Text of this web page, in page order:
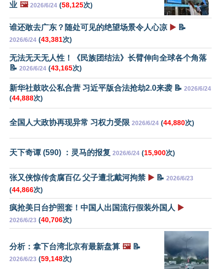
业 🖼️ 2026/6/24 (58,125次)
谁还敢去广东？随处可见的绝望场景令人心凉 ▶️ 📝
2026/6/24 (43,381次)
无法无天无人性！《民族团结法》长臂伸向全球各个角落
📝 2026/6/24 (43,165次)
新华社鼓吹公私合营 习近平版合法抢劫2.0来袭 📝 2026/6/24
(44,888次)
全国人大政协再现异常 习权力受限 2026/6/24 (44,880次)
天下奇谭 (590) ：灵马的报复 2026/6/24 (15,900次)
张又侠惊传贪腐百亿 父子遭北戴河拘禁 ▶️ 📝 2026/6/23
(44,866次)
疯抢美日台护照套！中国人出国流行假装外国人 ▶️
2026/6/23 (40,706次)
分析：拿下台湾北京有最新盘算 🖼️📝
2026/6/23 (59,148次)